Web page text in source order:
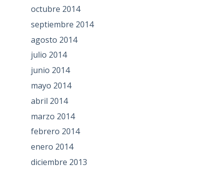
octubre 2014
septiembre 2014
agosto 2014
julio 2014
junio 2014
mayo 2014
abril 2014
marzo 2014
febrero 2014
enero 2014
diciembre 2013